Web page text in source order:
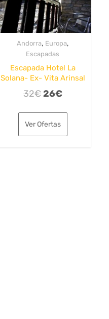
Andorra, Europa,
Escapadas
Escapada Hotel La
Solana- Ex- Vita Arinsal
32€El
original
era:
26€El
es:
Ver Ofertas